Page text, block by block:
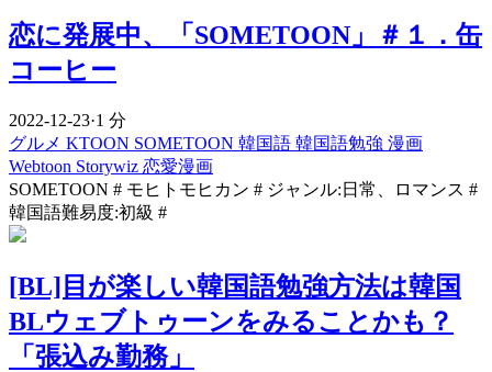
恋に発展中、「SOMETOON」＃１．缶
コーヒー
2022-12-23·1 分
グルメ KTOON SOMETOON 韓国語 韓国語勉強 漫画
Webtoon Storywiz 恋愛漫画
SOMETOON # モヒトモヒカン # ジャンル:日常、ロマンス #
韓国語難易度:初級 #
[BL]目が楽しい韓国語勉強方法は韓国
BLウェブトゥーンをみることかも？
「張込み勤務」